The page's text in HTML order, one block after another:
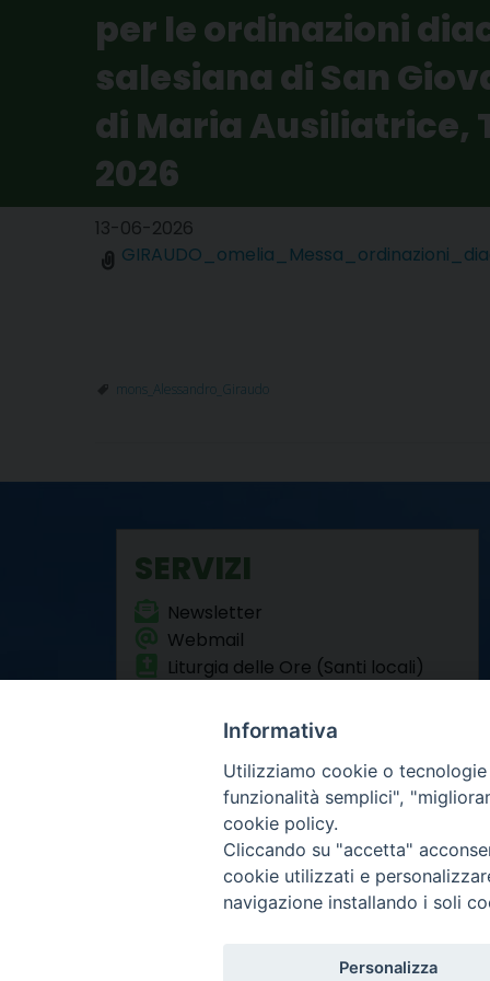
per le ordinazioni
salesiana di San
di Maria Ausiliatrice,
2026
13-06-2026
mons_Alessandro_Giraudo
SERVIZI
Newsletter
Webmail
Liturgia delle Ore (Santi locali)
Arcidiocesi di Torino
Curia metropolitana
Via dell'Arcivescovado
Copyright 2000-2026 -
Informativa
Utilizziamo cookie o
funzionalità semplici",
cookie policy.
Cliccando su "accetta"
cookie utilizzati e
navigazione installando i soli
Personalizza